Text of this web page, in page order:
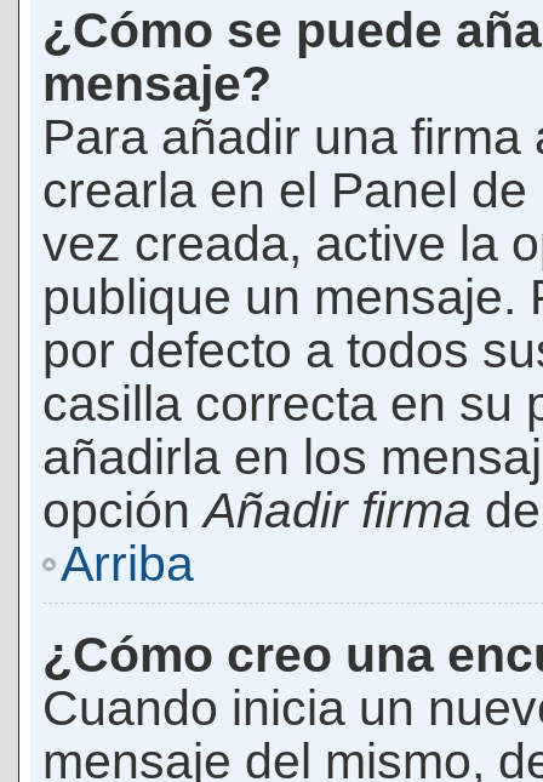
¿Cómo se puede
mensaje?
Para añadir una
crearla en el Panel
vez creada, active la
publique un mensaje.
por defecto a todos
casilla correcta en su
añadirla en los
opciónAñadir firma
Arriba
¿Cómo creo una
Cuando inicia un
mensaje del mismo,